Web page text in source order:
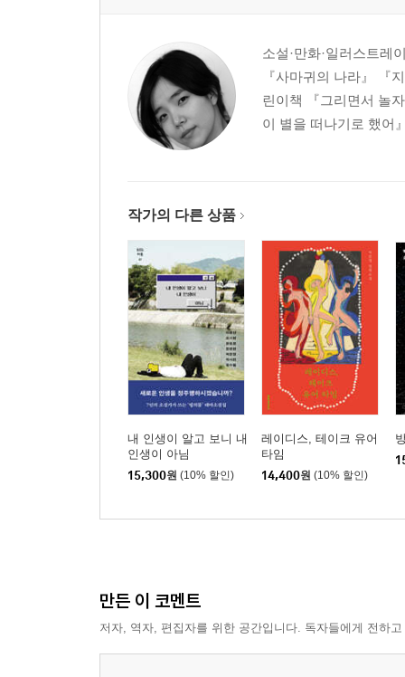
소설·만화·일러스트레
『사마귀의 나라』 『
린이책 『그리면서 놀
이 별을 떠나기로 했어
작가의 다른 상품
내 인생이 알고 보니 내
인생이 아님
15,300원 (10% 할인)
레이디스, 테이크 유어
타임
14,400원 (10% 할인)
만든 이 코멘트
저자, 역자, 편집자를 위한 공간입니다. 독자들에게 전하